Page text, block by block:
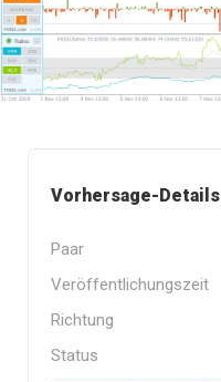
Vorhersage-Details
Paar
Veröffentlichungszeit
Richtung
Status